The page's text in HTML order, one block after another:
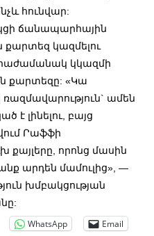
հունվար:
ճանապարհային
կազմելու
կկազմի
քարտեզը: «Կա
ռազմավարություն` ամեն
է լինելու, բայց
Րաֆֆի
քայլերը, որոնց մասին
արդեն մամուլից», —
խմբակցության
WhatsApp
Email